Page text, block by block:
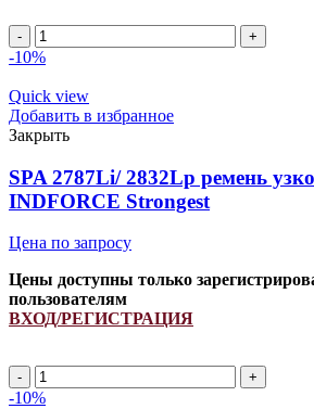
SPA
1000Li/
ремень
приводной
INDFORCE
Strongest
quantity
-10%
Quick view
Добавить в избранное
Закрыть
SPA 2787Li/ 2832Lp ремень
INDFORCE Strongest
Цена по запросу
Цены доступны только
пользователям
ВХОД/РЕГИСТРАЦИЯ
SPA
2787Li/
-10%